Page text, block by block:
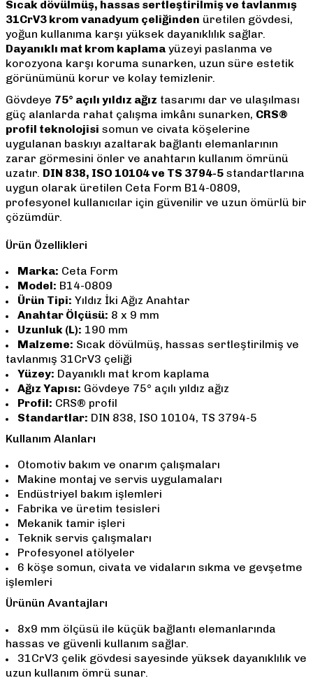
Sıcak dövülmüş, hassas sertleştirilmiş ve tavlanmış
31CrV3 krom vanadyum çeliğinden üretilen gövdesi,
yoğun kullanıma karşı yüksek dayanıklılık sağlar.
Dayanıklı mat krom kaplama yüzeyi paslanma ve
korozyona karşı koruma sunarken, uzun süre estetik
görünümünü korur ve kolay temizlenir.
Gövdeye 75° açılı yıldız ağız tasarımı dar ve ulaşılması
güç alanlarda rahat çalışma imkânı sunarken, CRS®
profil teknolojisi somun ve civata köşelerine
uygulanan baskıyı azaltarak bağlantı elemanlarının
zarar görmesini önler ve anahtarın kullanım ömrünü
uzatır. DIN 838, ISO 10104 ve TS 3794-5 standartlarına
uygun olarak üretilen Ceta Form B14-0809,
profesyonel kullanıcılar için güvenilir ve uzun ömürlü bir
çözümdür.
Ürün Özellikleri
Marka: Ceta Form
Model: B14-0809
Ürün Tipi: Yıldız İki Ağız Anahtar
Anahtar Ölçüsü: 8 x 9 mm
Uzunluk (L): 190 mm
Malzeme: Sıcak dövülmüş, hassas sertleştirilmiş ve
tavlanmış 31CrV3 çeliği
Yüzey: Dayanıklı mat krom kaplama
Ağız Yapısı: Gövdeye 75° açılı yıldız ağız
Profil: CRS® profil
Standartlar: DIN 838, ISO 10104, TS 3794-5
Kullanım Alanları
Otomotiv bakım ve onarım çalışmaları
Makine montaj ve servis uygulamaları
Endüstriyel bakım işlemleri
Fabrika ve üretim tesisleri
Mekanik tamir işleri
Teknik servis çalışmaları
Profesyonel atölyeler
6 köşe somun, civata ve vidaların sıkma ve gevşetme
işlemleri
Ürünün Avantajları
8x9 mm ölçüsü ile küçük bağlantı elemanlarında
hassas ve güvenli kullanım sağlar.
31CrV3 çelik gövdesi sayesinde yüksek dayanıklılık ve
uzun kullanım ömrü sunar.